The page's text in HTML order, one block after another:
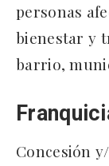
personas
bienestar y
barrio,
Concesión